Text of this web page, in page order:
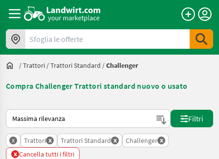
Sfoglia le offerte
/Trattori /Trattori Standard /Challenger
Compra Challenger Trattori standard nuovo o usato
Ecco come viene ordinato su Landwirt.com
Filtri
x Trattori x Trattori Standard x Challenger x
x Cancella tutti i filtri